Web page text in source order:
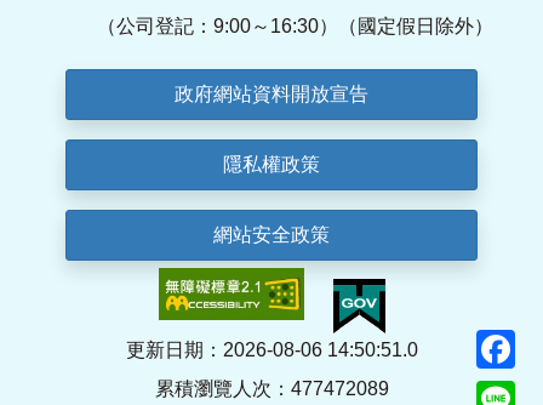
（公司登記：9:00～16:30）（國定假日除外）
政府網站資料開放宣告
隱私權政策
網站安全政策
更新日期：2026-08-06 14:50:51.0
累積瀏覽人次：477472089